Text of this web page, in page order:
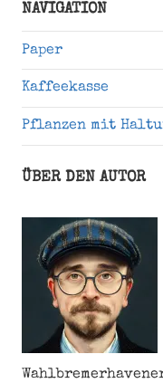
NAVIGATION
Paper
Kaffeekasse
Pflanzen mit
ÜBER DEN AUTOR